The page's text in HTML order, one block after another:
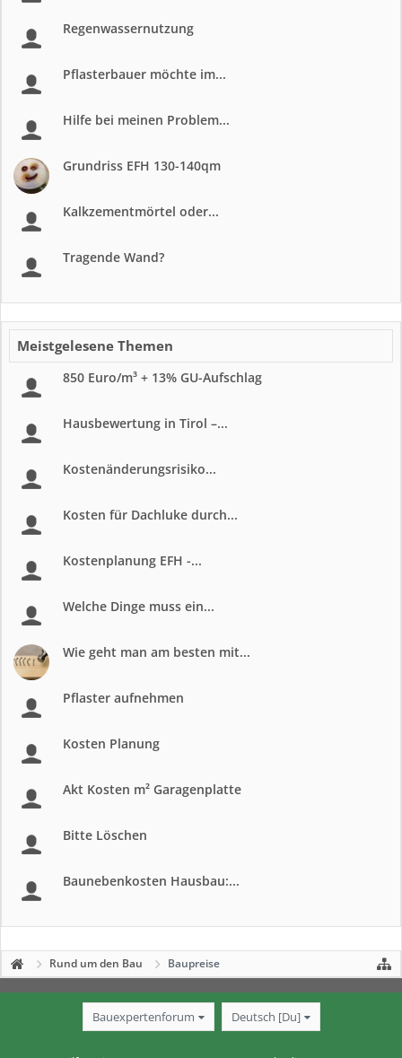
Regenwassernutzung
Pflasterbauer möchte im...
Hilfe bei meinen Problem...
Grundriss EFH 130-140qm
Kalkzementmörtel oder...
Tragende Wand?
Meistgelesene Themen
850 Euro/m³ + 13% GU-Aufschlag
Hausbewertung in Tirol –...
Kostenänderungsrisiko...
Kosten für Dachluke durch...
Kostenplanung EFH -...
Welche Dinge muss ein...
Wie geht man am besten mit...
Pflaster aufnehmen
Kosten Planung
Akt Kosten m² Garagenplatte
Bitte Löschen
Baunebenkosten Hausbau:...
Rund um den Bau Baupreise
Bauexpertenforum Deutsch [Du]